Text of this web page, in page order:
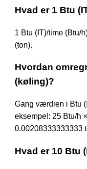
Hvad er 1 Btu
1 Btu (IT)/time (Btu/
(ton).
Hvordan
(køling)?
Gang værdien i Btu
eksempel: 25 Btu/h
0.00208333333333
Hvad er 10 Btu